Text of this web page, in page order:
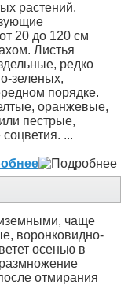
растений.
20 до 120 см
Листья
редко
зеленых,
порядке.
оранжевые,
пестрые,
...
чаще
воронковидно-
осенью в
отмирания